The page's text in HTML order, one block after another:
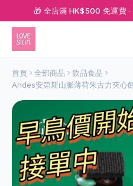
🎁 全店滿 HK$500 免運費
首頁 全部商品
飲品食品
Andes安第斯山脈薄荷朱古力夾心